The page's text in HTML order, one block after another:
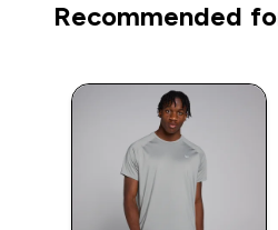
Recommended